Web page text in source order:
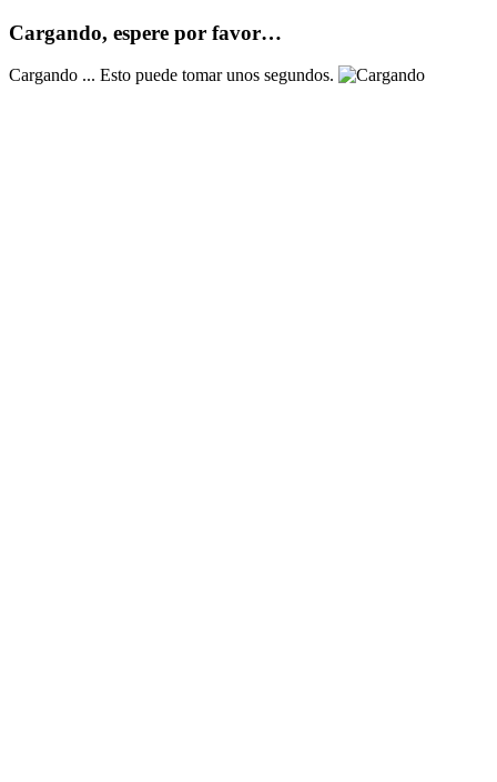
Cargando, espere por favor…
Cargando ... Esto puede tomar unos segundos.